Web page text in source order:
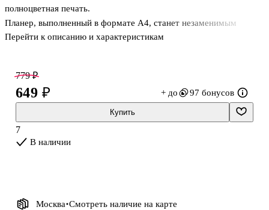
полноцветная печать.
Планер, выполненный в формате A4, станет незаменимым
помощником для школьников и их родителей. С его помощью
уникальным иллюстрациям с изображением капибар и котиков.
Этот ежедневник предлагает функцию "пиши стирай", поэтому
любой из элементов можно корректировать множество раз.
Такой формат понравится ученикам, которые привыкли
планировать своё время или только приобщаются к этому
Перейти к описанию и характеристикам
779 ₽
649 ₽ + до 97 бонусов
Купить
7
В наличии
Москва Смотреть наличие на карте